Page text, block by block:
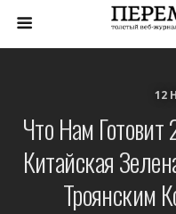
12
Что Нам
Китайская
Троянским